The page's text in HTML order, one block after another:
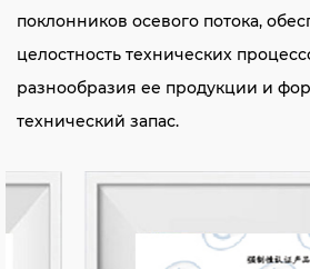
поклонников осевого потока,
целостность технических
разнообразия ее продукции и
технический запас.